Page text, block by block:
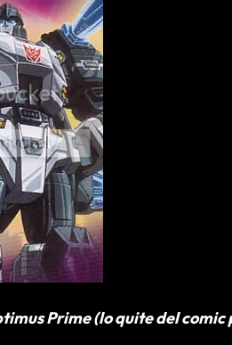
Prime (lo quite del comic